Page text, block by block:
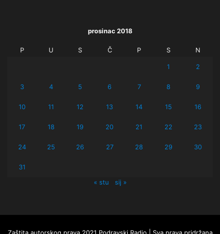
prosinac 2018
P U S Č P S N
1 2
3 4 5 6 7 8 9
10 11 12 13 14 15 16
17 18 19 20 21 22 23
24 25 26 27 28 29 30
31
« stu
sij »